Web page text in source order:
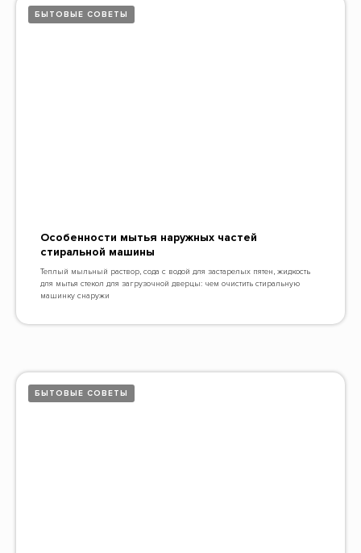
БЫТОВЫЕ СОВЕТЫ
Особенности мытья наружных частей
стиральной машины
Теплый мыльный раствор, сода с водой для застарелых пятен, жидкость
для мытья стекол для загрузочной дверцы: чем очистить стиральную
машинку снаружи
БЫТОВЫЕ СОВЕТЫ